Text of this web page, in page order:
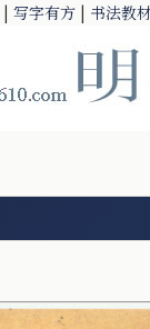
| 写字有方 | 书法教